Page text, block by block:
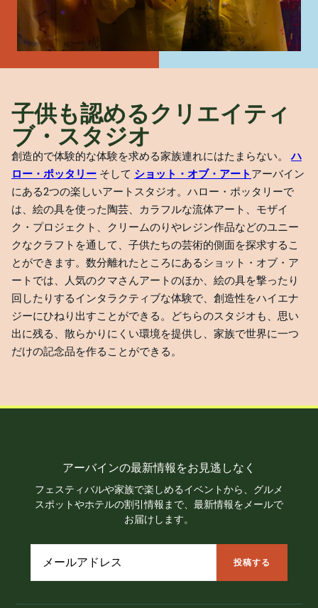
子供も認めるクリエイティ
ブ・スタジオ
創造的で体験的な体験を求める家族連れにはたまらない。ハ
ロー・ポッタリー そして ショット・オブ・アート アーバイン
にある2つの楽しいアートスタジオ。ハロー・ポッタリーで
は、絵の具を使った陶芸、カラフルな流体アート、モザイ
ク・プロジェクト、クリームのりやレジン作品などのユニー
クなクラフトを通して、子供たちの芸術的側面を探求するこ
とができます。数分離れたところにあるショット・オブ・ア
ートでは、人気のクマさんアートのほか、絵の具を撃ったり
回したりするインタラクティブな体験で、創造性をハイエナ
ジーにひねり出すことができる。どちらのスタジオも、思い
出に残る、散らかりにくい環境を提供し、家族で世界に一つ
だけの記念品を作ることができる。
アーバインの最新情報をお見逃しなく
フェスティバルや家族で楽しめるイベントから、グルメ
スポットやホテルの割引情報まで、最新情報をメールで
お届けします。